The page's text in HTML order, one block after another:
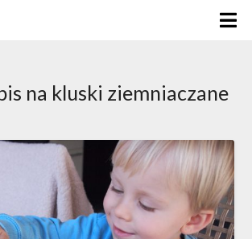
na kluski ziemniaczane